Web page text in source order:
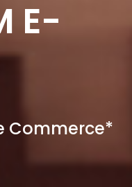
E-
Commerce*